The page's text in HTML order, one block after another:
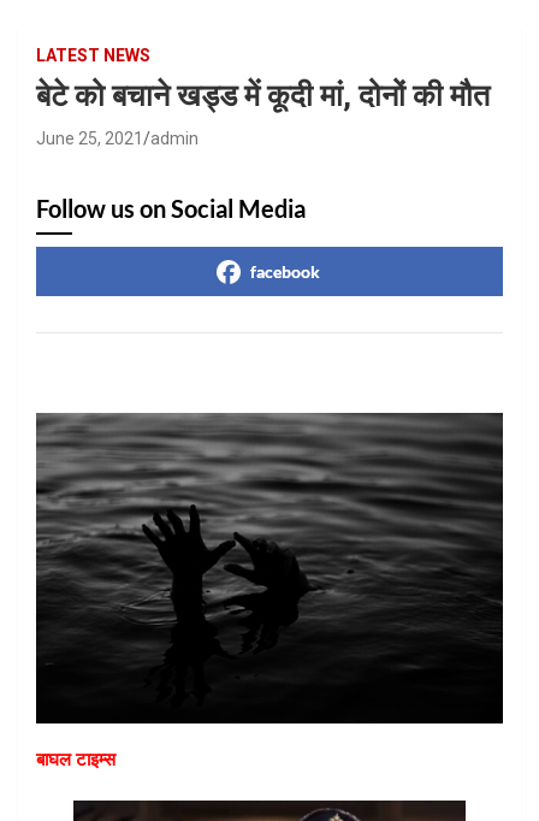
LATEST NEWS
बेटे को बचाने खड्ड में कूदी मां, दोनों की मौत
June 25, 2021 admin
Follow us on Social Media
facebook
बाघल टाइम्स